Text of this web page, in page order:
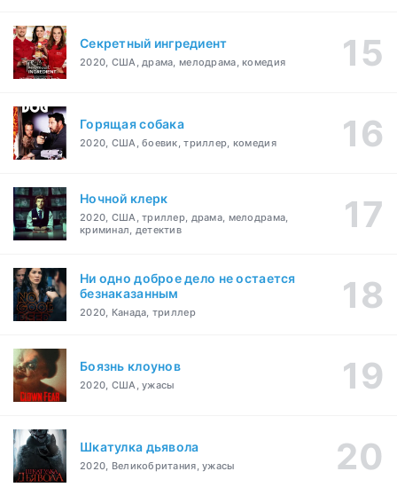
Секретный ингредиент
2020, США, драма, мелодрама, комедия
Горящая собака
2020, США, боевик, триллер, комедия
Ночной клерк
2020, США, триллер, драма, мелодрама,
криминал, детектив
Ни одно доброе дело не остается
безнаказанным
2020, Канада, триллер
Боязнь клоунов
2020, США, ужасы
Шкатулка дьявола
2020, Великобритания, ужасы